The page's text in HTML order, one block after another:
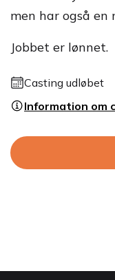
men har også en
Jobbet er lønnet.
Casting udløbet
Information om